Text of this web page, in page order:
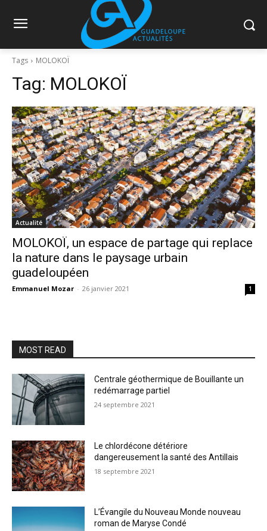
Tags MOLOKOÏ
Tag: MOLOKOÏ
Actualité
MOLOKOÏ, un espace de partage qui replace
la nature dans le paysage urbain
guadeloupéen
Emmanuel Mozar - 26 janvier 2021 1
MOST READ
Centrale géothermique de Bouillante un
redémarrage partiel
24 septembre 2021
Le chlordécone détériore
dangereusement la santé des Antillais
18 septembre 2021
L’Évangile du Nouveau Monde nouveau
roman de Maryse Condé